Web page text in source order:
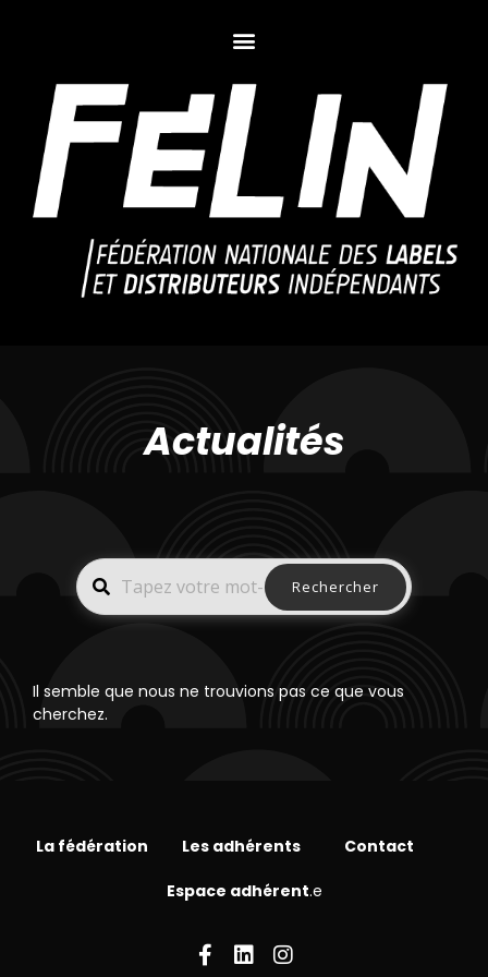
Actualités
Rechercher
Il semble que nous ne trouvions pas ce que vous
cherchez.
La fédération Les adhérents Contact
Espace adhérent.e